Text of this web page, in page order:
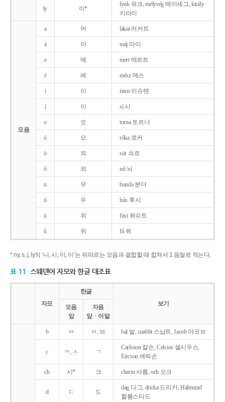
ly 이*
lyuk 유크, mélység 메이셰그, király
키라이
모음
a 어 lakat 러커트
á 아 máj 마이
e 에 mert 메르트
é 에 mész 메스
i 이 isten 이슈텐
í 이 sí 시
o 오 torna 토르너
ó 오 róka 로커
ö 외 sör 쇠르
ő 외 nő 뇌
u 우 bunda 분더
ú 우 hús 후시
ü 위 füst 퓌슈트
ű 위 fű 퓌
* ny, s, j, ly의 ‘니, 시, 이, 이’는 뒤따르는 모음과 결합할 때 합쳐서 1 음절로 적는다.
표 11 스웨덴어 자모와 한글 대조표
자모
한글
보기
모음
앞
자음
앞ㆍ어말
b ㅂ ㅂ, 브 bal 발, snabbt 스납트, Jacob 야코브
c ㅋ, ㅅ ㄱ
Carlsson 칼손, Celsius 셀시우스,
Ericson 에릭손
ch 시* 크 charm 샤름, och 오크
d ㄷ 드
dag 다그, dricka 드리카, Halmstad
할름스타드